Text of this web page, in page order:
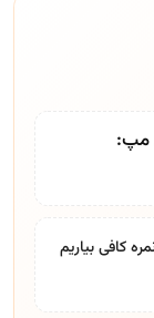
مپ:
کافی بیاریم